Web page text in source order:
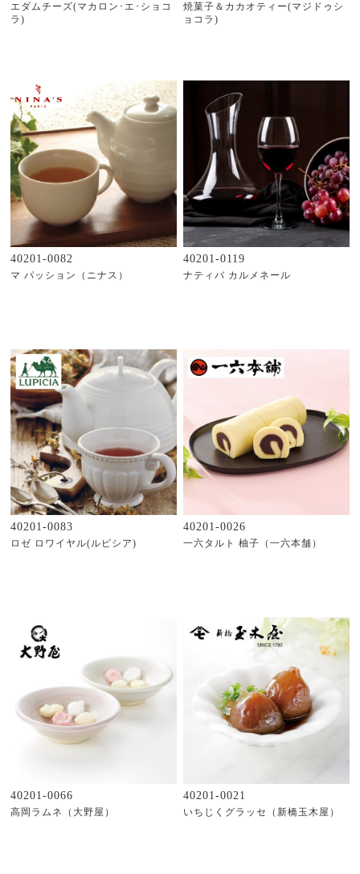
エダムチーズ(マカロン･エ･ショコ
ラ)
焼菓子＆カカオティー(マジドゥシ
ョコラ)
40201-0082
マ パッション（ニナス）
40201-0119
ナティバ カルメネール
40201-0083
ロゼ ロワイヤル(ルピシア)
40201-0026
一六タルト 柚子（一六本舗）
40201-0066
高岡ラムネ（大野屋）
40201-0021
いちじくグラッセ（新橋玉木屋）